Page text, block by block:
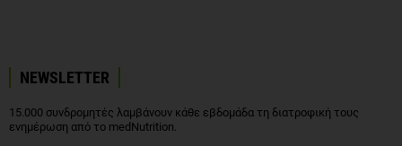
NEWSLETTER
15.000 συνδρομητές λαμβάνουν κάθε εβδομάδα τη διατροφική τους
ενημέρωση από το medNutrition.